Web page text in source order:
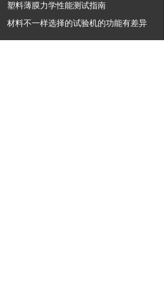
塑料薄膜力学性能测试指南
材料不一样选择的试验机的功能有差异